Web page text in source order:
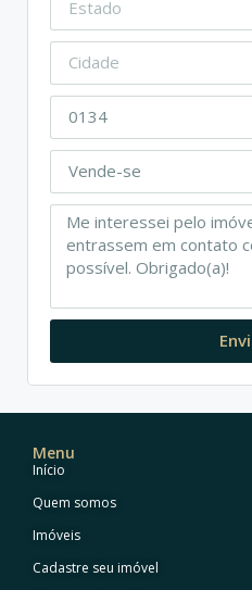
Menu
Início
Quem somos
Imóveis
Cadastre seu imóvel